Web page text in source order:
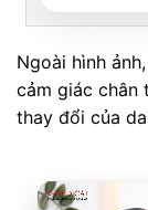
Ngoài hình
cảm giác chân
thay đổi của